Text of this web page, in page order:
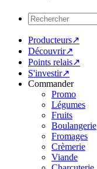
Producteurs↗
Découvrir↗
Points relais↗
S'investir↗
Commander
Promo
Légumes
Fruits
Boulangerie
Fromages
Crèmerie
Viande